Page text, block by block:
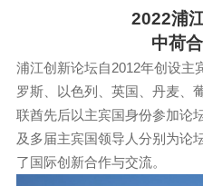
2022浦
中荷
浦江创新论坛自2012年创设主
罗斯、以色列、英国、丹麦、
联酋先后以主宾国身份参加论
及多届主宾国领导人分别为论
了国际创新合作与交流。